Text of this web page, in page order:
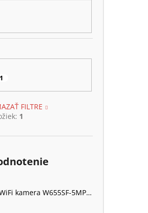
1
FILTRE
1
Securia Pro 5MP WiFi kamera W655SF-5MP, kov
je 5 z 5 hviezdičiek.